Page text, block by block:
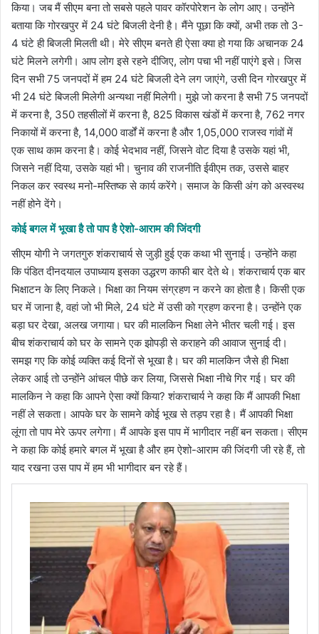
किया। जब मैं सीएम बना तो सबसे पहले पावर कॉरपोरेशन के लोग आए। उन्होंने
बताया कि गोरखपुर में 24 घंटे बिजली देनी है। मैंने पूछा कि क्यों, अभी तक तो 3-
4 घंटे ही बिजली मिलती थी। मेरे सीएम बनते ही ऐसा क्या हो गया कि अचानक 24
घंटे मिलने लगेगी। आप लोग इसे रहने दीजिए, लोग पचा भी नहीं पाएंगे इसे। जिस
दिन सभी 75 जनपदों में हम 24 घंटे बिजली देने लग जाएंगे, उसी दिन गोरखपुर में
भी 24 घंटे बिजली मिलेगी अन्यथा नहीं मिलेगी। मुझे जो करना है सभी 75 जनपदों
में करना है, 350 तहसीलों में करना है, 825 विकास खंडों में करना है, 762 नगर
निकायों में करना है, 14,000 वार्डों में करना है और 1,05,000 राजस्व गांवों में
एक साथ काम करना है। कोई भेदभाव नहीं, जिसने वोट दिया है उसके यहां भी,
जिसने नहीं दिया, उसके यहां भी। चुनाव की राजनीति ईवीएम तक, उससे बाहर
निकल कर स्वस्थ मनो-मस्तिष्क से कार्य करेंगे। समाज के किसी अंग को अस्वस्थ
नहीं होने देंगे।
कोई बगल में भूखा है तो पाप है ऐशो-आराम की जिंदगी
सीएम योगी ने जगतगुरु शंकराचार्य से जुड़ी हुई एक कथा भी सुनाई। उन्होंने कहा
कि पंडित दीनदयाल उपाध्याय इसका उद्धरण काफी बार देते थे। शंकराचार्य एक बार
भिक्षाटन के लिए निकले। भिक्षा का नियम संग्रहण न करने का होता है। किसी एक
घर में जाना है, वहां जो भी मिले, 24 घंटे में उसी को ग्रहण करना है। उन्होंने एक
बड़ा घर देखा, अलख जगाया। घर की मालकिन भिक्षा लेने भीतर चली गई। इस
बीच शंकराचार्य को घर के सामने एक झोपड़ी से कराहने की आवाज सुनाई दी।
समझ गए कि कोई व्यक्ति कई दिनों से भूखा है। घर की मालकिन जैसे ही भिक्षा
लेकर आई तो उन्होंने आंचल पीछे कर लिया, जिससे भिक्षा नीचे गिर गई। घर की
मालकिन ने कहा कि आपने ऐसा क्यों किया? शंकराचार्य ने कहा कि मैं आपकी भिक्षा
नहीं ले सकता। आपके घर के सामने कोई भूख से तड़प रहा है। मैं आपकी भिक्षा
लूंगा तो पाप मेरे ऊपर लगेगा। मैं आपके इस पाप में भागीदार नहीं बन सकता। सीएम
ने कहा कि कोई हमारे बगल में भूखा है और हम ऐशो-आराम की जिंदगी जी रहे हैं, तो
याद रखना उस पाप में हम भी भागीदार बन रहे हैं।